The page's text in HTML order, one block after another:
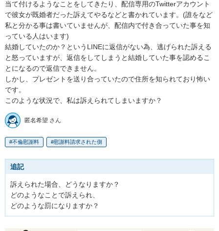
当て付けるようなことをしてきたり、配信専用のTwitterアカウント
で彼女が既婚者だった訴えてやるなどと書かれています。(誰をなど
私と分かる事は書いていませんが、配信内で付き合っていた事を知
っている人はいます)
結婚していたのか？というLINEに返信がない為、逃げられた訴える
と怒っていますが、返信をしてしまうと結婚していた事を認めるこ
とになるので返信できません。
しかし、プレゼントを送り合っていたので住所を知られており怖い
です。
このような状況で、私は訴えられてしまいますか？
匿名希望 さん
不倫慰謝料 慰謝料請求された側
追記
訴えられた場合、どうなりますか？
どのようなことで訴えられ、
どのような罰になりますか？